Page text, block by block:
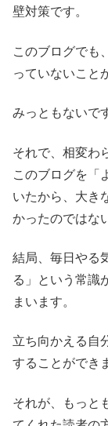
壁対策です。
このブログでも
っていないこと
みっともないで
それで、相変わ
このブログを「
いたから、大き
かったのではな
結局、毎日やる
る」という常識
まいます。
立ち向かえる自
することができ
それが、もっと